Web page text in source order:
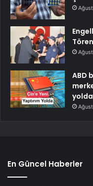
ABD
yolda
En Güncel Haberler